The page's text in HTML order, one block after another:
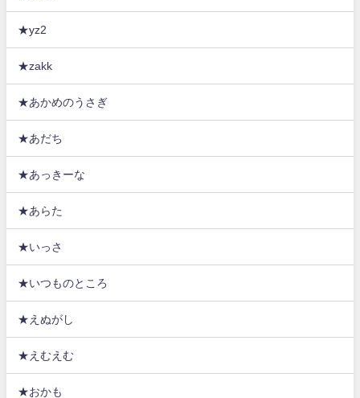
★yz2
★zakk
★あかめのうさぎ
★あだち
★あっきーな
★あらた
★いっさ
★いつものところ
★えぬがし
★えむえむ
★おかも